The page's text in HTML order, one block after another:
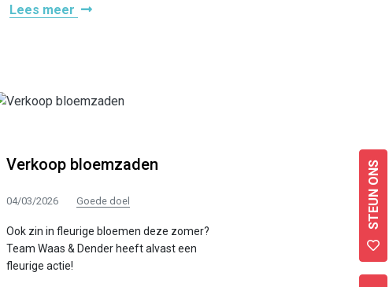
Lees meer
Verkoop bloemzaden
04/03/2026 Goede doel
Ook zin in fleurige bloemen deze zomer?
Team Waas & Dender heeft alvast een
fleurige actie!
STEUN ONS